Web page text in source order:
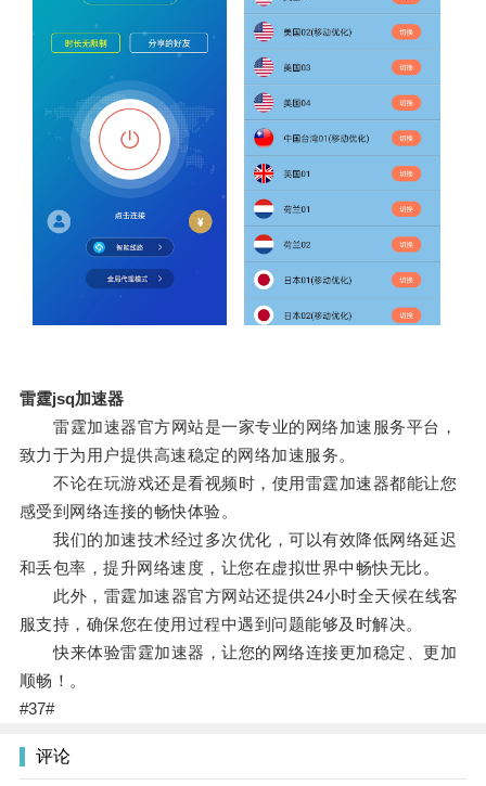
雷霆jsq加速器
雷霆加速器官方网站是一家专业的网络加速服务平台，
致力于为用户提供高速稳定的网络加速服务。
不论在玩游戏还是看视频时，使用雷霆加速器都能让您
感受到网络连接的畅快体验。
我们的加速技术经过多次优化，可以有效降低网络延迟
和丢包率，提升网络速度，让您在虚拟世界中畅快无比。
此外，雷霆加速器官方网站还提供24小时全天候在线客
服支持，确保您在使用过程中遇到问题能够及时解决。
快来体验雷霆加速器，让您的网络连接更加稳定、更加
顺畅！。
#37#
评论